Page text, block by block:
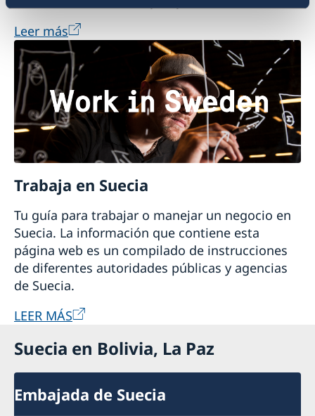
Leer más
Trabaja en Suecia
Tu guía para trabajar o manejar un negocio en
Suecia. La información que contiene esta
página web es un compilado de instrucciones
de diferentes autoridades públicas y agencias
de Suecia.
LEER MÁS
Suecia en Bolivia, La Paz
Embajada de Suecia